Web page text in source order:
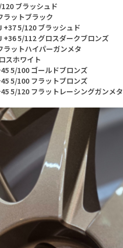
ブラッシュド
ットブラック
5/120 ブラッシュド
5/112 グロスダークブロンズ
ットハイパーガンメタ
スホワイト
5/100 ゴールドブロンズ
5/100 フラットブロンズ
5/120 フラットレーシングガンメタ